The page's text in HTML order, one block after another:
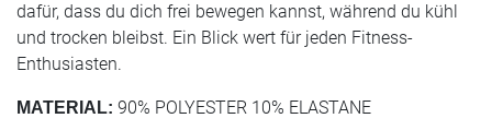
dafür, dass du dich frei bewegen kannst, während du kühl
und trocken bleibst. Ein Blick wert für jeden Fitness-
Enthusiasten.
MATERIAL: 90% POLYESTER 10% ELASTANE